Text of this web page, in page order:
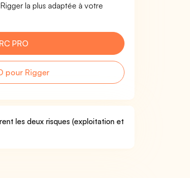
la plus adaptée à votre
PRO
pour Rigger
les deux risques (exploitation et